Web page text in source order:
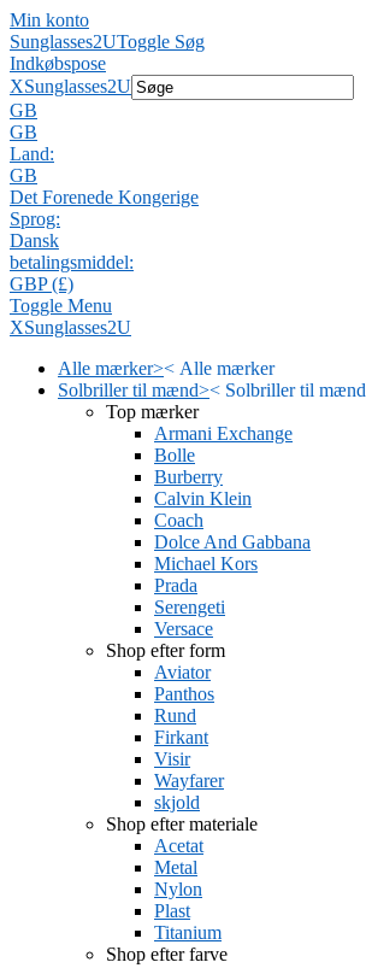
Min konto
Sunglasses2UToggle Søg
Indkøbspose
XSunglasses2U
GB
GB
Land:
GB
Det Forenede Kongerige
Sprog:
Dansk
betalingsmiddel:
GBP (£)
Toggle Menu
XSunglasses2U
Alle mærker>< Alle mærker
Solbriller til mænd>< Solbriller til mænd
Top mærker
Armani Exchange
Bolle
Burberry
Calvin Klein
Coach
Dolce And Gabbana
Michael Kors
Prada
Serengeti
Versace
Shop efter form
Aviator
Panthos
Rund
Firkant
Visir
Wayfarer
skjold
Shop efter materiale
Acetat
Metal
Nylon
Plast
Titanium
Shop efter farve